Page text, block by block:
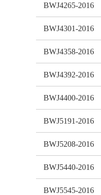
BWJ4265-2016
BWJ4301-2016
BWJ4358-2016
BWJ4392-2016
BWJ4400-2016
BWJ5191-2016
BWJ5208-2016
BWJ5440-2016
BWJ5545-2016